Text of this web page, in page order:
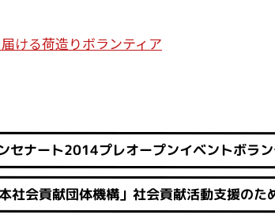
ける荷造りボランティア
セナート2014プレオープンイベントボラン
本社会貢献団体機構」社会貢献活動支援のた